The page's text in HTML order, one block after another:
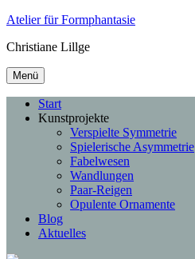
Atelier für Formphantasie
Christiane Lillge
Menü
Start
Kunstprojekte
Verspielte Symmetrie
Spielerische Asymmetrie
Fabelwesen
Wandlungen
Paar-Reigen
Opulente Ornamente
Blog
Aktuelles